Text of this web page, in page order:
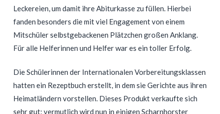
Leckereien, um damit ihre Abiturkasse zu füllen. Hierbei
fanden besonders die mit viel Engagement von einem
Mitschüler selbstgebackenen Plätzchen großen Anklang.
Für alle Helferinnen und Helfer war es ein toller Erfolg.
Die Schülerinnen der Internationalen Vorbereitungsklassen
hatten ein Rezeptbuch erstellt, in dem sie Gerichte aus ihren
Heimatländern vorstellen. Dieses Produkt verkaufte sich
sehr gut; vermutlich wird nun in einigen Scharnhorster